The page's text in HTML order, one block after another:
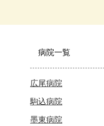
病院一覧
広尾病院
駒込病院
墨東病院